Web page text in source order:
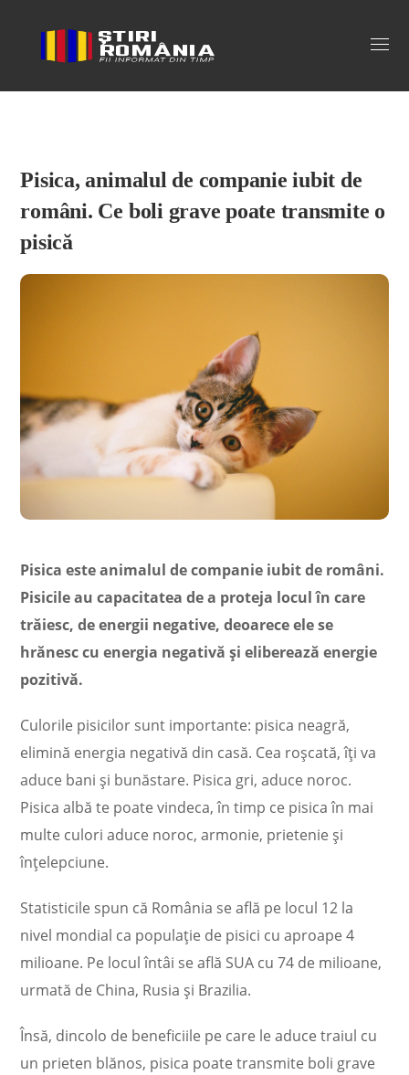
Stiri Romania
Pisica, animalul de companie iubit de
români. Ce boli grave poate transmite o
pisică
Pisica este animalul de companie iubit de români.
Pisicile au capacitatea de a proteja locul în care
trăiesc, de energii negative, deoarece ele se
hrănesc cu energia negativă și eliberează energie
pozitivă.
Culorile pisicilor sunt importante: pisica neagră,
elimină energia negativă din casă. Cea roșcată, îți va
aduce bani și bunăstare. Pisica gri, aduce noroc.
Pisica albă te poate vindeca, în timp ce pisica în mai
multe culori aduce noroc, armonie, prietenie și
înțelepciune.
Statisticile spun că România se află pe locul 12 la
nivel mondial ca populaţie de pisici cu aproape 4
milioane. Pe locul întâi se află SUA cu 74 de milioane,
urmată de China, Rusia şi Brazilia.
Însă, dincolo de beneficiile pe care le aduce traiul cu
un prieten blănos, pisica poate transmite boli grave